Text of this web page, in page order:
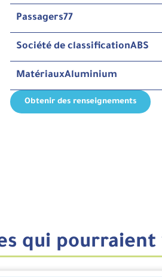
Passagers77
Société de classificationABS
MatériauxAluminium
Obtenir des renseignements
qui pourraient